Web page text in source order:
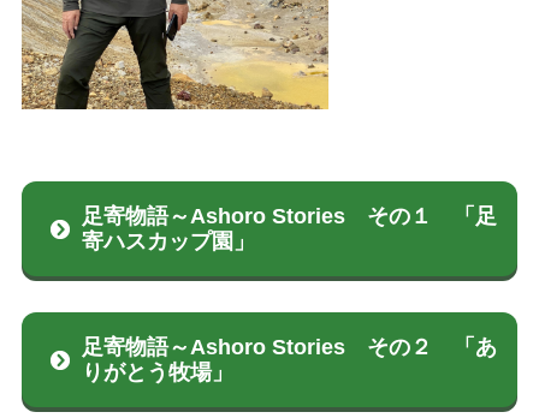
language
閉じる
足寄物語～Ashoro Stories その１ 「足
寄ハスカップ園」
足寄物語～Ashoro Stories その２ 「あ
りがとう牧場」